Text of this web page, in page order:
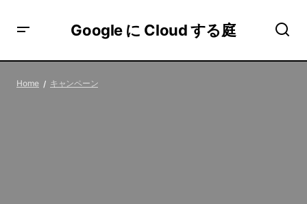
Google に Cloud する庭
Home キャンペーン